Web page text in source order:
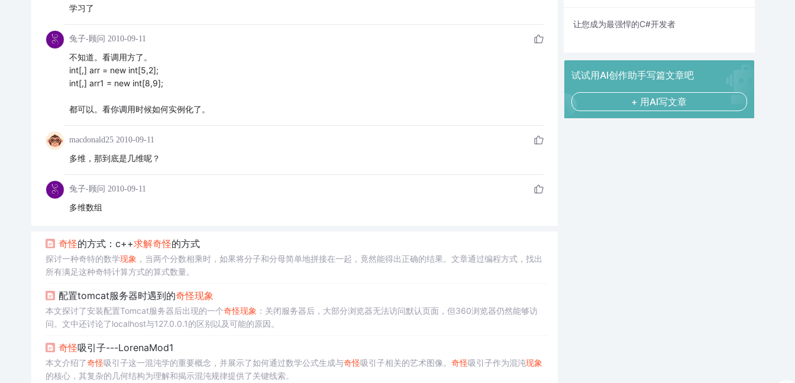
学习了
兔子-顾问 2010-09-11
不知道。看调用方了。
int[,] arr = new int[5,2];
int[,] arr1 = new int[8,9];
都可以。看你调用时候如何实例化了。
macdonald25 2010-09-11
多维，那到底是几维呢？
兔子-顾问 2010-09-11
多维数组
奇怪的方式：c++求解奇怪的方式
探讨一种奇特的数学现象 ，当两个分数相乘时，如果将分子和分母简单地拼接在一起，竟然能得出正确的结果。文章通过编程方式，找出
所有满足这种奇特计算方式的算式数量。
配置tomcat服务器时遇到的奇怪现象
本文探讨了安装配置Tomcat服务器后出现的一个奇怪现象 ：关闭服务器后，大部分浏览器无法访问默认页面，但360浏览器仍然能够访
问。文中还讨论了localhost与127.0.0.1的区别以及可能的原因。
奇怪吸引子---LorenaMod1
本文介绍了奇怪吸引子这一混沌学的重要概念，并展示了如何通过数学公式生成与奇怪吸引子相关的艺术图像。 奇怪吸引子作为混沌现象
的核心，其复杂的几何结构为理解和揭示混沌规律提供了关键线索。
让您成为最强悍的C#开发者
试试用AI创作助手写篇文章吧
+ 用AI写文章